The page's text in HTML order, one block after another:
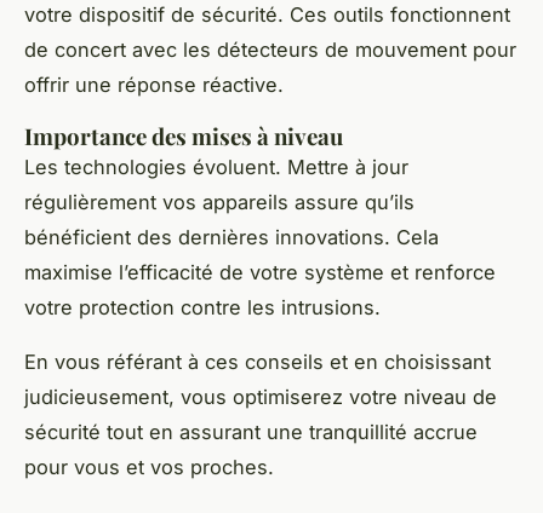
votre dispositif de sécurité. Ces outils fonctionnent
de concert avec les détecteurs de mouvement pour
offrir une réponse réactive.
Importance des mises à niveau
Les technologies évoluent. Mettre à jour
régulièrement vos appareils assure qu’ils
bénéficient des dernières innovations. Cela
maximise l’efficacité de votre système et renforce
votre protection contre les intrusions.
En vous référant à ces conseils et en choisissant
judicieusement, vous optimiserez votre niveau de
sécurité tout en assurant une tranquillité accrue
pour vous et vos proches.